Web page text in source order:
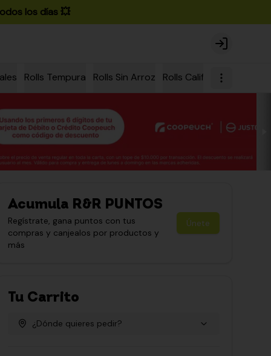
los días 💥
Login
Rolls Tempura Rolls Sin Arroz Rolls California
Acumula R&R PUNTOS
Regístrate, gana puntos con tus
compras y canjealos por productos y
más
Únete
Tu Carrito
¿Dónde quieres pedir?